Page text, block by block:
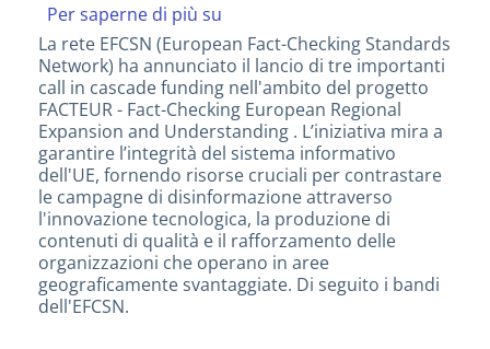
Per saperne di più su
bandi
a
cascata
per
il
fact-
checking
e
il
contrasto
alla
disinformazione
La rete EFCSN (European Fact-Checking Standards
Network) ha annunciato il lancio di tre importanti
call in cascade funding nell'ambito del progetto
FACTEUR - Fact-Checking European Regional
Expansion and Understanding . L’iniziativa mira a
garantire l’integrità del sistema informativo
dell'UE, fornendo risorse cruciali per contrastare
le campagne di disinformazione attraverso
l'innovazione tecnologica, la produzione di
contenuti di qualità e il rafforzamento delle
organizzazioni che operano in aree
geograficamente svantaggiate. Di seguito i bandi
dell'EFCSN.